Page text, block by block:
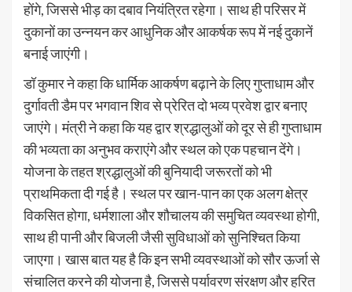
होंगे, जिससे भीड़ का दबाव नियंत्रित रहेगा। साथ ही परिसर में
दुकानों का उन्नयन कर आधुनिक और आकर्षक रूप में नई दुकानें
बनाई जाएंगी।
डॉ कुमार ने कहा कि धार्मिक आकर्षण बढ़ाने के लिए गुप्ताधाम और
दुर्गावती डैम पर भगवान शिव से प्रेरित दो भव्य प्रवेश द्वार बनाए
जाएंगे। मंत्री ने कहा कि यह द्वार श्रद्धालुओं को दूर से ही गुप्ताधाम
की भव्यता का अनुभव कराएंगे और स्थल को एक पहचान देंगे।
योजना के तहत श्रद्धालुओं की बुनियादी जरूरतों को भी
प्राथमिकता दी गई है। स्थल पर खान-पान का एक अलग क्षेत्र
विकसित होगा, धर्मशाला और शौचालय की समुचित व्यवस्था होगी,
साथ ही पानी और बिजली जैसी सुविधाओं को सुनिश्चित किया
जाएगा। खास बात यह है कि इन सभी व्यवस्थाओं को सौर ऊर्जा से
संचालित करने की योजना है, जिससे पर्यावरण संरक्षण और हरित